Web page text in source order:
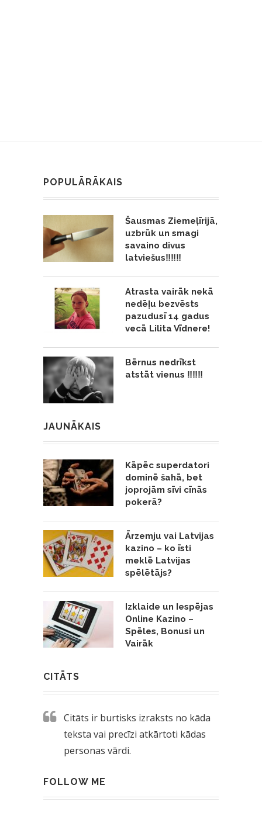
POPULĀRĀKAIS
Šausmas Ziemeļīrijā,
uzbrūk un smagi
savaino divus
latviešus‼️‼️‼️
Atrasta vairāk nekā
nedēļu bezvēsts
pazudusī 14 gadus
vecā Lilita Vīdnere!
Bērnus nedrīkst
atstāt vienus ‼️‼️‼️
JAUNĀKAIS
Kāpēc superdatori
dominē šahā, bet
joprojām sīvi cīnās
pokerā?
Ārzemju vai Latvijas
kazino – ko īsti
meklē Latvijas
spēlētājs?
Izklaide un Iespējas
Online Kazino –
Spēles, Bonusi un
Vairāk
CITĀTS
Citāts ir burtisks izraksts no kāda
teksta vai precīzi atkārtoti kādas
personas vārdi.
FOLLOW ME